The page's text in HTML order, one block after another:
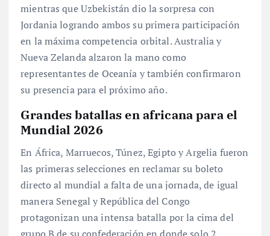
mientras que Uzbekistán dio la sorpresa con
Jordania logrando ambos su primera participación
en la máxima competencia orbital. Australia y
Nueva Zelanda alzaron la mano como
representantes de Oceanía y también confirmaron
su presencia para el próximo año.
Grandes batallas en africana para el
Mundial 2026
En África, Marruecos, Túnez, Egipto y Argelia fueron
las primeras selecciones en reclamar su boleto
directo al mundial a falta de una jornada, de igual
manera Senegal y República del Congo
protagonizan una intensa batalla por la cima del